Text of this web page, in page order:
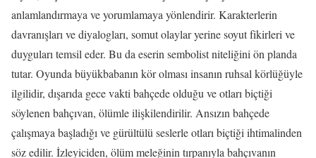
anlamlandırmaya ve yorumlamaya yönlendirir. Karakterlerin
davranışları ve diyalogları, somut olaylar yerine soyut fikirleri ve
duyguları temsil eder. Bu da eserin sembolist niteliğini ön planda
tutar. Oyunda büyükbabanın kör olması insanın ruhsal körlüğüyle
ilgilidir, dışarıda gece vakti bahçede olduğu ve otları biçtiği
söylenen bahçıvan, ölümle ilişkilendirilir. Ansızın bahçede
çalışmaya başladığı ve gürültülü seslerle otları biçtiği ihtimalinden
söz edilir. İzleyiciden, ölüm meleğinin tırpanıyla bahçıvanın